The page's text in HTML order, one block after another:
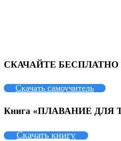
СКАЧАЙТЕ
Скачать самоучитель
Книга «ПЛАВАНИЕ ДЛЯ
Скачать книгу